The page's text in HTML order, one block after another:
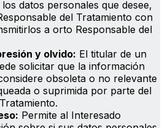
datos personales que desee,
del Tratamiento con
a orto Responsable del
y olvido: El titular de un
solicitar que la información
obsoleta o no relevante
o suprimida por parte del
Permite al Interesado